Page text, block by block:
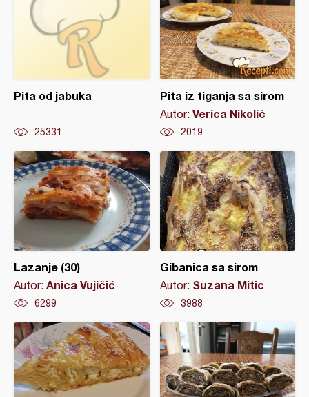
Pita od jabuka
25331
Pita iz tiganja sa sirom
Autor: Verica Nikolić
2019
Lazanje (30)
Autor: Anica Vujičić
6299
Gibanica sa sirom
Autor: Suzana Mitic
3988